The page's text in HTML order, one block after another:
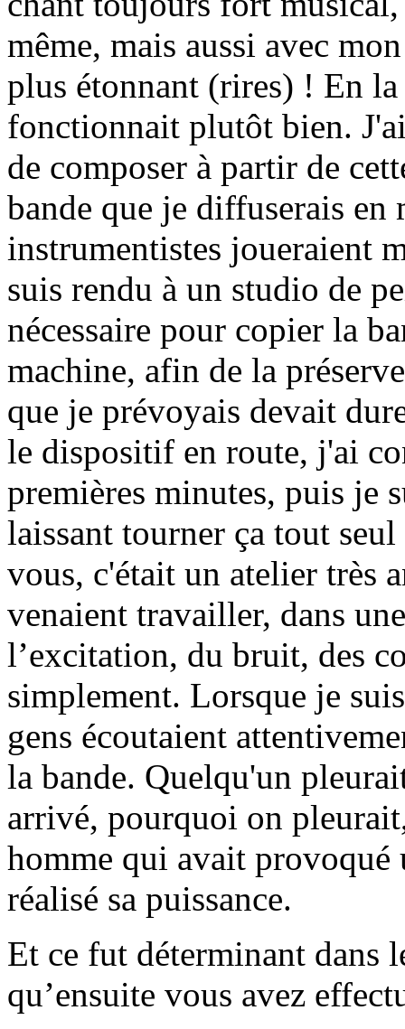
même, mais aussi avec
plus étonnant (rires) ! En la
fonctionnait plutôt bien.
de composer à partir de
bande que je diffuserais en
instrumentistes joueraient
suis rendu à un studio de
nécessaire pour copier la
machine, afin de la
que je prévoyais devait
le dispositif en route, j'ai
premières minutes, puis je
laissant tourner ça tout
vous, c'était un atelier très
venaient travailler, dans
l’excitation, du bruit, des
simplement. Lorsque je
gens écoutaient
la bande. Quelqu'un
arrivé, pourquoi on
homme qui avait provoqué
réalisé sa puissance.
Et ce fut déterminant dans
qu’ensuite vous avez